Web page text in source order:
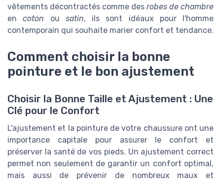
vêtements décontractés comme des robes de chambre
encoton ou satin, ils sont idéaux pour l'homme
contemporain qui souhaite marier confort et tendance.
Comment choisir la bonne
pointure et le bon ajustement
Choisir la Bonne Taille et Ajustement : Une
Clé pour le Confort
L'ajustement et la pointure de votre chaussure ont une
importance capitale pour assurer le confort et
préserver la santé de vos pieds. Un ajustement correct
permet non seulement de garantir un confort optimal,
mais aussi de prévenir de nombreux maux et